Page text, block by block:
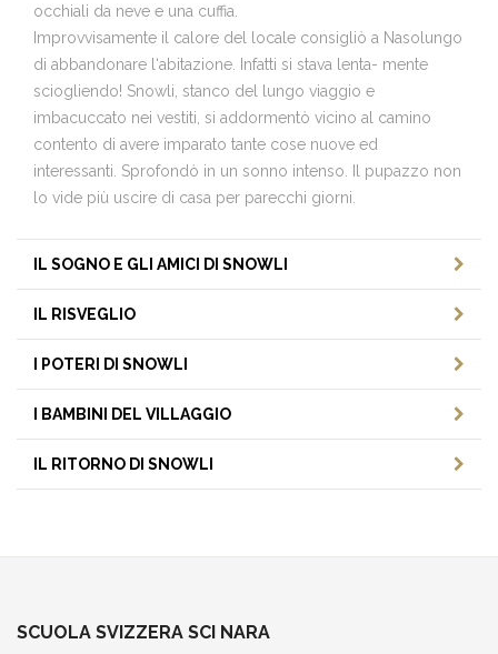
occhiali da neve e una cuffia.
Improvvisamente il calore del locale consigliò a Nasolungo
di abbandonare l‘abitazione. Infatti si stava lenta- mente
sciogliendo! Snowli, stanco del lungo viaggio e
imbacuccato nei vestiti, si addormentò vicino al camino
contento di avere imparato tante cose nuove ed
interessanti. Sprofondò in un sonno intenso. Il pupazzo non
lo vide più uscire di casa per parecchi giorni.
IL SOGNO E GLI AMICI DI SNOWLI
IL RISVEGLIO
I POTERI DI SNOWLI
I BAMBINI DEL VILLAGGIO
IL RITORNO DI SNOWLI
SCUOLA SVIZZERA SCI NARA